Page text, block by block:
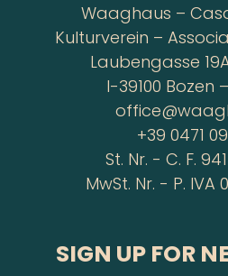
Waaghaus –
Kulturverein –
Laubengasse
I-39100 Bozen
+39 0471
St. Nr. - C. F.
MwSt. Nr. - P. IVA
SIGN UP FOR